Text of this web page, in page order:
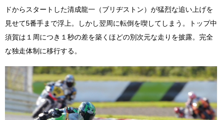
ドからスタートした清成龍一（ブリヂストン）が猛烈な追い上げを
見せて5番手まで浮上。しかし翌周に転倒を喫してしまう。トップ中
須賀は１周につき１秒の差を築くほどの別次元な走りを披露。完全
な独走体制に移行する。